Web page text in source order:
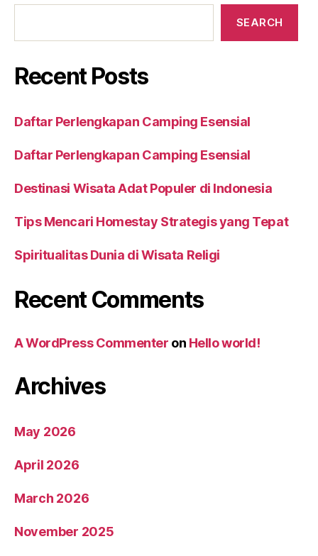
SEARCH
Recent Posts
Daftar Perlengkapan Camping Esensial
Daftar Perlengkapan Camping Esensial
Destinasi Wisata Adat Populer di Indonesia
Tips Mencari Homestay Strategis yang Tepat
Spiritualitas Dunia di Wisata Religi
Recent Comments
A WordPress Commenter on Hello world!
Archives
May 2026
April 2026
March 2026
November 2025